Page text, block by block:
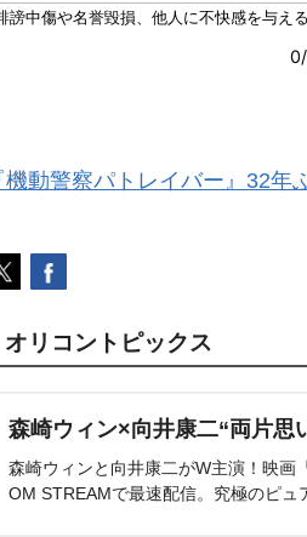
機動警察パトレイバー』32
オリコントピックス
森崎ウィン×向井康二“両片思
森崎ウィンと向井康二がW主演！映画
OM STREAMで最速配信。究極のピュ